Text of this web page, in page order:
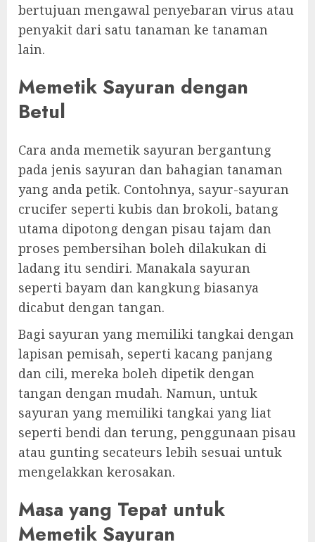
bertujuan mengawal penyebaran virus atau
penyakit dari satu tanaman ke tanaman
lain.
Memetik Sayuran dengan
Betul
Cara anda memetik sayuran bergantung
pada jenis sayuran dan bahagian tanaman
yang anda petik. Contohnya, sayur-sayuran
crucifer seperti kubis dan brokoli, batang
utama dipotong dengan pisau tajam dan
proses pembersihan boleh dilakukan di
ladang itu sendiri. Manakala sayuran
seperti bayam dan kangkung biasanya
dicabut dengan tangan.
Bagi sayuran yang memiliki tangkai dengan
lapisan pemisah, seperti kacang panjang
dan cili, mereka boleh dipetik dengan
tangan dengan mudah. Namun, untuk
sayuran yang memiliki tangkai yang liat
seperti bendi dan terung, penggunaan pisau
atau gunting secateurs lebih sesuai untuk
mengelakkan kerosakan.
Masa yang Tepat untuk
Memetik Sayuran